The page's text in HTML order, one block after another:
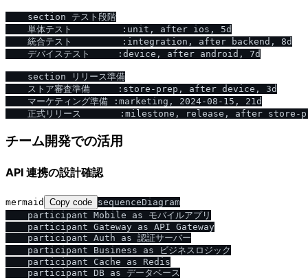
    section テスト段階
    単体テスト         :unit, after ios, 5d
    統合テスト         :integration, after backend, 8d
    デバイステスト     :device, after android, 7d
    section リリース準備
    ストア審査準備     :store-prep, after device, 3d
    マーケティング準備 :marketing, 2024-08-15, 21d
チーム開発での活用
API 連携の設計確認
mermaid Copy code sequenceDiagram
    participant Mobile as モバイルアプリ
    participant Gateway as API Gateway
    participant Auth as 認証サーバー
    participant Business as ビジネスロジック
    participant Cache as Redis
    participant DB as データベース